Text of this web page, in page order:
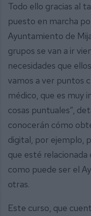
Todo ello gracias al
puesto en marcha
Ayuntamiento de
grupos se van a ir
necesidades que
vamos a ver puntos
médico, que es
cosas puntuales”,
conocerán cómo
digital, por ejemplo,
que esté
como puede ser el
otras.
Este curso, que